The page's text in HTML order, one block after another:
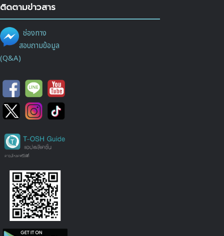
ติดตามข่าวสาร
ช่องทาง
สอบถามข้อมูล
(Q&A)